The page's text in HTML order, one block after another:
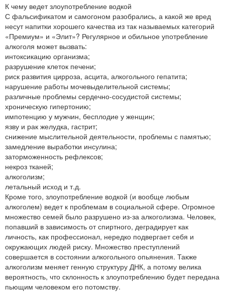
К чему ведет злоупотребление водкой
С фальсификатом и самогоном разобрались, а какой же вред
несут напитки хорошего качества из так называемых категорий
«Премиум» и «Элит»? Регулярное и обильное употребление
алкоголя может вызвать:
интоксикацию организма;
разрушение клеток печени;
риск развития цирроза, асцита, алкогольного гепатита;
нарушение работы мочевыделительной системы;
различные проблемы сердечно-сосудистой системы;
хроническую гипертонию;
импотенцию у мужчин, бесплодие у женщин;
язву и рак желудка, гастрит;
снижение мыслительной деятельности, проблемы с памятью;
замедление выработки инсулина;
заторможенность рефлексов;
некроз тканей;
алкоголизм;
летальный исход и т.д.
Кроме того, злоупотребление водкой (и вообще любым
алкоголем) ведет к проблемам в социальной сфере. Огромное
множество семей было разрушено из-за алкоголизма. Человек,
попавший в зависимость от спиртного, деградирует как
личность, как профессионал, нередко подвергает себя и
окружающих людей риску. Множество преступлений
совершается в состоянии алкогольного опьянения. Также
алкоголизм меняет генную структуру ДНК, а потому велика
вероятность, что склонность к злоупотреблению будет передана
пьющим человеком его потомству.